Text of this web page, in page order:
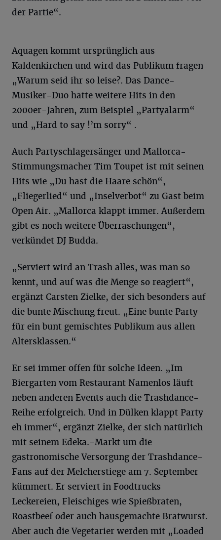
der Partie“.
Aquagen kommt ursprünglich aus
Kaldenkirchen und wird das Publikum fragen
„Warum seid ihr so leise?. Das Dance-
Musiker-Duo hatte weitere Hits in den
2000er-Jahren, zum Beispiel „Partyalarm“
und „Hard to say !’m sorry“ .
Auch Partyschlagersänger und Mallorca-
Stimmungsmacher Tim Toupet ist mit seinen
Hits wie „Du hast die Haare schön“,
„Fliegerlied“ und „Inselverbot“ zu Gast beim
Open Air. „Mallorca klappt immer. Außerdem
gibt es noch weitere Überraschungen“,
verkündet DJ Budda.
„Serviert wird an Trash alles, was man so
kennt, und auf was die Menge so reagiert“,
ergänzt Carsten Zielke, der sich besonders auf
die bunte Mischung freut. „Eine bunte Party
für ein bunt gemischtes Publikum aus allen
Altersklassen.“
Er sei immer offen für solche Ideen. „Im
Biergarten vom Restaurant Namenlos läuft
neben anderen Events auch die Trashdance-
Reihe erfolgreich. Und in Dülken klappt Party
eh immer“, ergänzt Zielke, der sich natürlich
mit seinem Edeka.-Markt um die
gastronomische Versorgung der Trashdance-
Fans auf der Melcherstiege am 7. September
kümmert. Er serviert in Foodtrucks
Leckereien, Fleischiges wie Spießbraten,
Roastbeef oder auch hausgemachte Bratwurst.
Aber auch die Vegetarier werden mit „Loaded